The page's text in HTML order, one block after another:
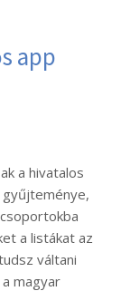
app
a hivatalos
gyűjteménye,
a listákat az
váltani
magyar